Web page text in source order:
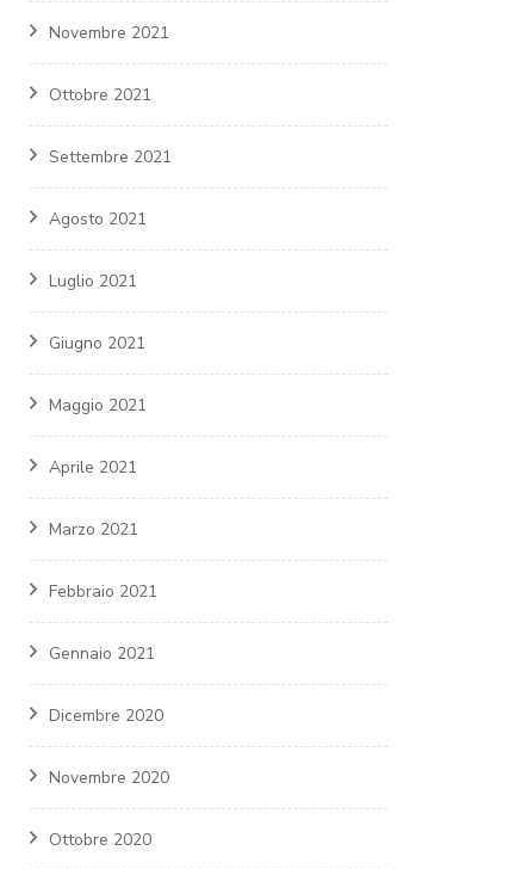
Novembre 2021
Ottobre 2021
Settembre 2021
Agosto 2021
Luglio 2021
Giugno 2021
Maggio 2021
Aprile 2021
Marzo 2021
Febbraio 2021
Gennaio 2021
Dicembre 2020
Novembre 2020
Ottobre 2020